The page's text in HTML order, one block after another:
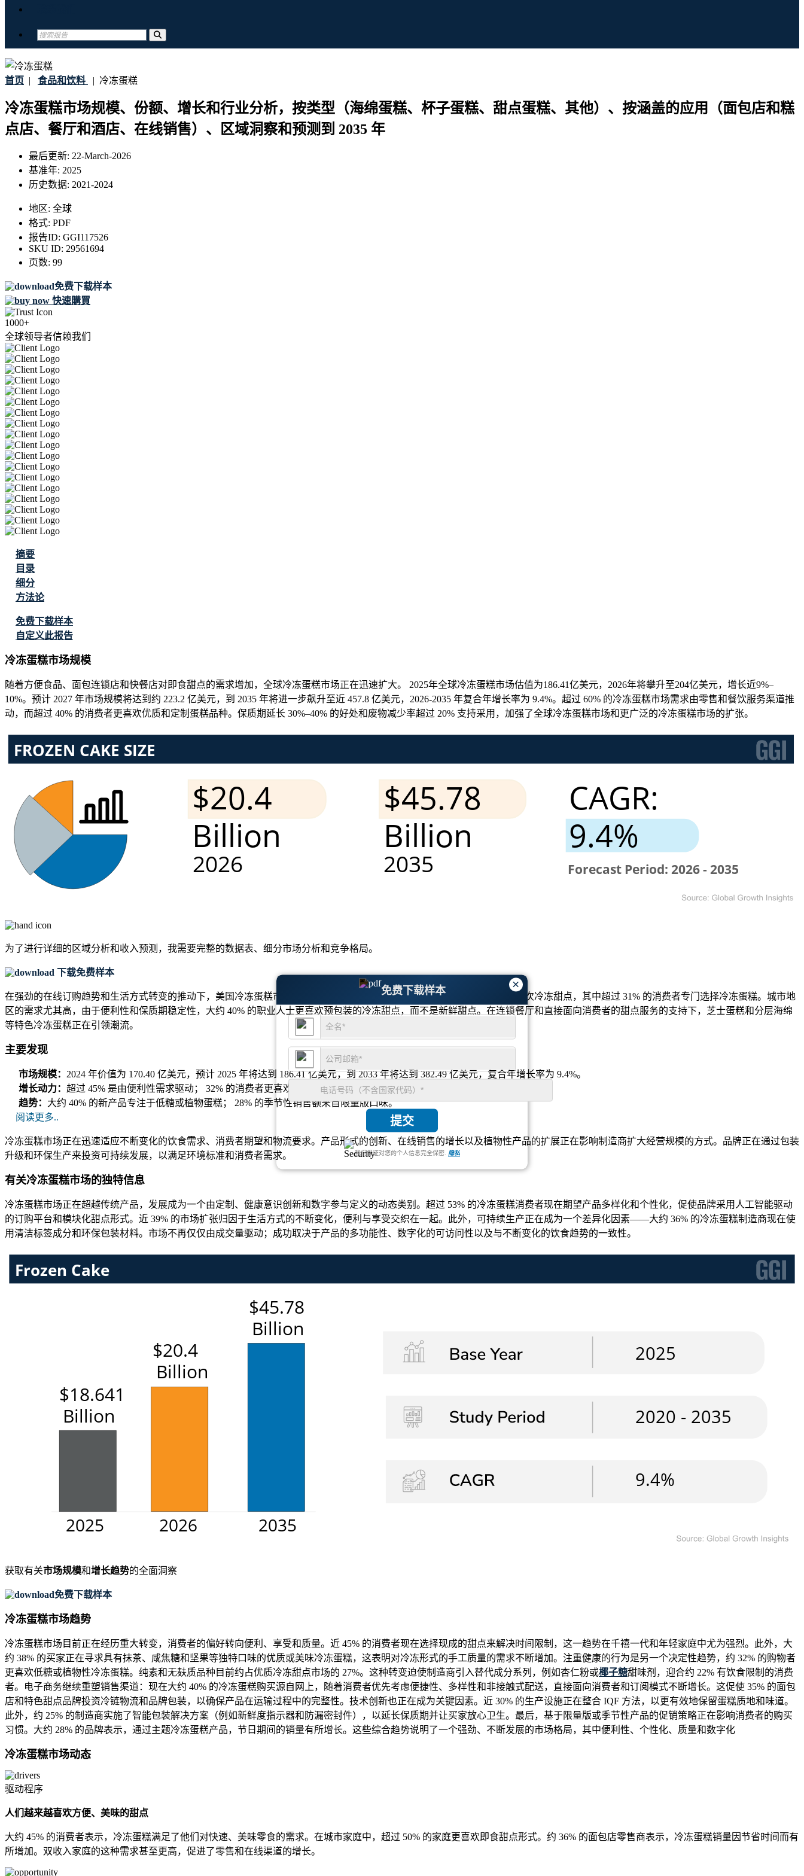
首页 | 食品和饮料 | 冷冻蛋糕
冷冻蛋糕市场规模、份额、增长和行业分析，按类型（海绵蛋糕、杯子蛋糕、甜点蛋糕、其他）、按涵盖的应用（面包店和糕
点店、餐厅和酒店、在线销售）、区域洞察和预测到 2035 年
最后更新: 22-March-2026
基准年: 2025
历史数据: 2021-2024
地区: 全球
格式: PDF
报告ID: GGI117526
SKU ID: 29561694
页数: 99
免费下载样本
快速購買
1000+
全球领导者信赖我们
×
免费下载样本
提交
我们保证对您的个人信息完全保密. 隐私
摘要
目录
细分
方法论
免费下载样本
自定义此报告
冷冻蛋糕市场规模
随着方便食品、面包连锁店和快餐店对即食甜点的需求增加，全球冷冻蛋糕市场正在迅速扩大。 2025年全球冷冻蛋糕市场估值为186.41亿美元，2026年将攀升至204亿美元，增长近9%–
10%。预计 2027 年市场规模将达到约 223.2 亿美元，到 2035 年将进一步飙升至近 457.8 亿美元，2026-2035 年复合年增长率为 9.4%。超过 60% 的冷冻蛋糕市场需求由零售和餐饮服务渠道推
动，而超过 40% 的消费者更喜欢优质和定制蛋糕品种。保质期延长 30%–40% 的好处和废物减少率超过 20% 支持采用，加强了全球冷冻蛋糕市场和更广泛的冷冻蛋糕市场的扩张。
为了进行详细的区域分析和收入预测，我需要完整的数据表、细分市场分析和竞争格局。
下载免费样本
在强劲的在线订购趋势和生活方式转变的推动下，美国冷冻蛋糕市场正在加速增长。大约 48% 的美国消费者每月至少购买两次冷冻甜点，其中超过 31% 的消费者专门选择冷冻蛋糕。城市地
区的需求尤其高，由于便利性和保质期稳定性，大约 40% 的职业人士更喜欢预包装的冷冻甜点，而不是新鲜甜点。在连锁餐厅和直接面向消费者的甜点服务的支持下，芝士蛋糕和分层海绵
等特色冷冻蛋糕正在引领潮流。
主要发现
市场规模： 2024 年价值为 170.40 亿美元，预计 2025 年将达到 186.41 亿美元，到 2033 年将达到 382.49 亿美元，复合年增长率为 9.4%。
增长动力： 超过 45% 是由便利性需求驱动； 32% 的消费者更喜欢冷冻蛋糕而不是新鲜烘焙食品。
趋势： 大约 40% 的新产品专注于低糖或植物蛋糕； 28% 的季节性销售额来自限量版口味。
阅读更多..
冷冻蛋糕市场正在迅速适应不断变化的饮食需求、消费者期望和物流要求。产品形式的创新、在线销售的增长以及植物性产品的扩展正在影响制造商扩大经营规模的方式。品牌正在通过包装
升级和环保生产来投资可持续发展，以满足环境标准和消费者需求。
有关冷冻蛋糕市场的独特信息
冷冻蛋糕市场正在超越传统产品，发展成为一个由定制、健康意识创新和数字参与定义的动态类别。超过 53% 的冷冻蛋糕消费者现在期望产品多样化和个性化，促使品牌采用人工智能驱动
的订购平台和模块化甜点形式。近 39% 的市场扩张归因于生活方式的不断变化，便利与享受交织在一起。此外，可持续生产正在成为一个差异化因素——大约 36% 的冷冻蛋糕制造商现在使
用清洁标签成分和环保包装材料。市场不再仅仅由成交量驱动；成功取决于产品的多功能性、数字化的可访问性以及与不断变化的饮食趋势的一致性。
获取有关市场规模和增长趋势的全面洞察
免费下载样本
冷冻蛋糕市场趋势
冷冻蛋糕市场目前正在经历重大转变，消费者的偏好转向便利、享受和质量。近 45% 的消费者现在选择现成的甜点来解决时间限制，这一趋势在千禧一代和年轻家庭中尤为强烈。此外，大
约 38% 的买家正在寻求具有抹茶、咸焦糖和坚果等独特口味的优质或美味冷冻蛋糕，这表明对冷冻形式的手工质量的需求不断增加。注重健康的行为是另一个决定性趋势，约 32% 的购物者
更喜欢低糖或植物性冷冻蛋糕。纯素和无麸质品种目前约占优质冷冻甜点市场的 27%。这种转变迫使制造商引入替代成分系列，例如杏仁粉或椰子糖甜味剂，迎合约 22% 有饮食限制的消费
者。电子商务继续重塑销售渠道：现在大约 40% 的冷冻蛋糕购买源自网上，随着消费者优先考虑便捷性、多样性和非接触式配送，直接面向消费者和订阅模式不断增长。这促使 35% 的面包
店和特色甜点品牌投资冷链物流和品牌包装，以确保产品在运输过程中的完整性。技术创新也正在成为关键因素。近 30% 的生产设施正在整合 IQF 方法，以更有效地保留蛋糕质地和味道。
此外，约 25% 的制造商实施了智能包装解决方案（例如新鲜度指示器和防漏密封件），以延长保质期并让买家放心卫生。最后，基于限量版或季节性产品的促销策略正在影响消费者的购买
习惯。大约 28% 的品牌表示，通过主题冷冻蛋糕产品，节日期间的销量有所增长。这些综合趋势说明了一个强劲、不断发展的市场格局，其中便利性、个性化、质量和数字化
冷冻蛋糕市场动态
驱动程序
人们越来越喜欢方便、美味的甜点
大约 45% 的消费者表示，冷冻蛋糕满足了他们对快速、美味零食的需求。在城市家庭中，超过 50% 的家庭更喜欢即食甜点形式。约 36% 的面包店零售商表示，冷冻蛋糕销量因节省时间而有
所增加。双收入家庭的这种需求甚至更高，促进了零售和在线渠道的增长。